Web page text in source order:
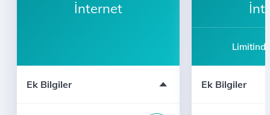
İnternet
Ek Bilgiler Ek Bilgiler